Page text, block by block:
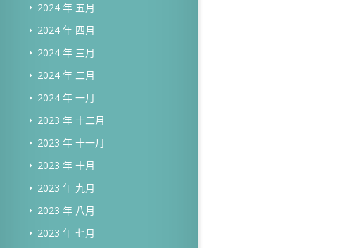
2024 年 五月
2024 年 四月
2024 年 三月
2024 年 二月
2024 年 一月
2023 年 十二月
2023 年 十一月
2023 年 十月
2023 年 九月
2023 年 八月
2023 年 七月